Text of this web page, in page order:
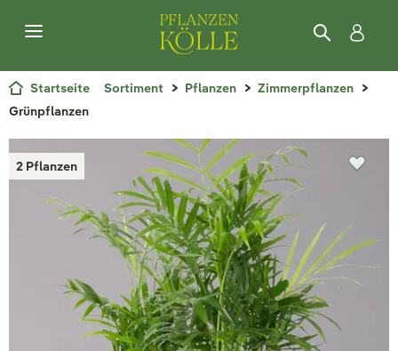
Startseite Sortiment Pflanzen
Zimmerpflanzen
Grünpflanzen
2 Pflanzen